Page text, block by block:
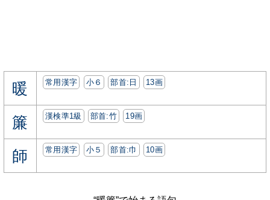
暖 常用漢字 小６ 部首:⽇ 13画
簾 漢検準1級 部首:⽵ 19画
師 常用漢字 小５ 部首:⼱ 10画